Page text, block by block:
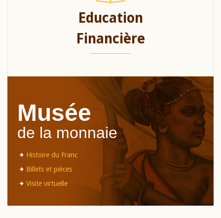
Education
Financière
Musée
de la monnaie
Histoire du Franc
Billets et pièces
Visite virtuelle